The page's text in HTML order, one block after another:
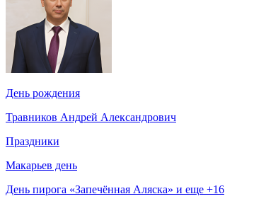
День рождения
Травников Андрей Александрович
Праздники
Макарьев день
День пирога «Запечённая Аляска» и еще +16